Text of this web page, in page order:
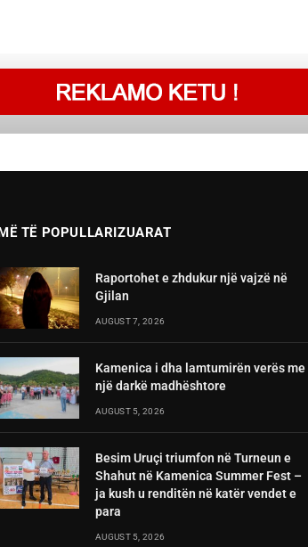
TË POPULLARIZUARAT
Raportohet e zhdukur një vajzë në
Gjilan
AUGUST 7, 2026
Kamenica i dha lamtumirën verës me
një darkë madhështore
AUGUST 5, 2026
Besim Uruçi triumfon në Turneun e
Shahut në Kamenica Summer Fest –
ja kush u renditën në katër vendet e
para
AUGUST 5, 2026